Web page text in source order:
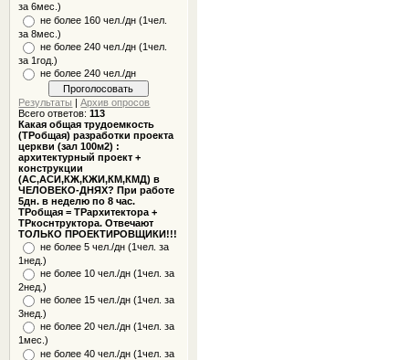
за 6мес.)
не более 160 чел./дн (1чел.
за 8мес.)
не более 240 чел./дн (1чел.
за 1год.)
не более 240 чел./дн
Результаты |Архив опросов
Всего ответов:113
Какая общая трудоемкость
(ТРобщая) разработки проекта
церкви (зал 100м2) :
архитектурный проект +
конструкции
(АС,АСИ,КЖ,КЖИ,КМ,КМД) в
ЧЕЛОВЕКО-ДНЯХ? При работе
5дн. в неделю по 8 час.
ТРобщая = ТРархитектора +
ТРкоснтруктора. Отвечают
ТОЛЬКО ПРОЕКТИРОВЩИКИ!!!
не более 5 чел./дн (1чел. за
1нед.)
не более 10 чел./дн (1чел. за
2нед.)
не более 15 чел./дн (1чел. за
3нед.)
не более 20 чел./дн (1чел. за
1мес.)
не более 40 чел./дн (1чел. за